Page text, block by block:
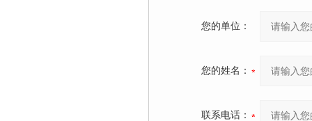
您的单位：
您的姓名：
联系电话：